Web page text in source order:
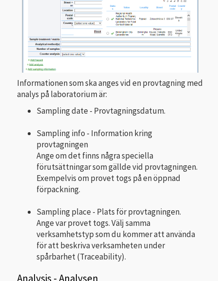
Informationen som ska anges vid en provtagning med
analys på laboratorium är:
Sampling date - Provtagningsdatum.
Sampling info - Information kring
provtagningen
Ange om det finns några speciella
förutsättningar som gällde vid provtagningen.
Exempelvis om provet togs på en öppnad
förpackning.
Sampling place - Plats för provtagningen.
Ange var provet togs. Välj samma
verksamhetstyp som du kommer att använda
för att beskriva verksamheten under
spårbarhet (Traceability).
Analysis - Analysen